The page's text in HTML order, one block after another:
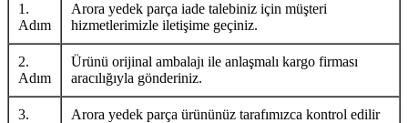
1.
Adım
Arora yedek parça iade talebiniz için müşteri
hizmetlerimizle iletişime geçiniz.
2.
Adım
Ürünü orijinal ambalajı ile anlaşmalı kargo firması
aracılığıyla gönderiniz.
3.
Arora yedek parça ürününüz tarafımızca kontrol edilir